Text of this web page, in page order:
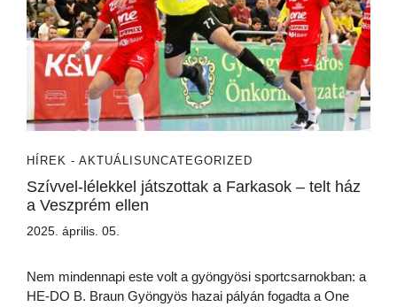
HÍREK - AKTUÁLIS UNCATEGORIZED
Szívvel-lélekkel játszottak a Farkasok – telt ház
a Veszprém ellen
2025. április. 05.
Nem mindennapi este volt a gyöngyösi sportcsarnokban: a
HE-DO B. Braun Gyöngyös hazai pályán fogadta a One